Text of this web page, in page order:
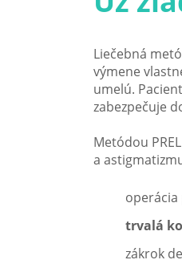
Liečebná
výmene
umelú.
zabezpečuje
Metódou
a
operácia
trvalá
zákrok